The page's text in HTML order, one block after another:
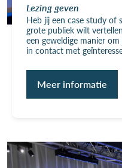
Lezing geven
Heb jij een case study of
grote publiek wilt
een geweldige manier
in contact met
Meer informatie